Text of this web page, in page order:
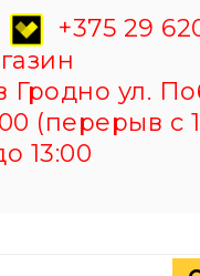
+375 29
Гродно ул.
(перерыв с
13:00